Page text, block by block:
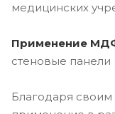
медицинских
Применение
стеновые панели
Благодаря